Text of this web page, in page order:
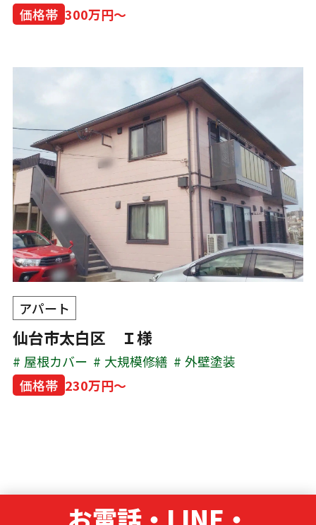
価格帯 300万円～
アパート
仙台市太白区 Ｉ様
屋根カバー 大規模修繕
外壁塗装
価格帯 230万円～